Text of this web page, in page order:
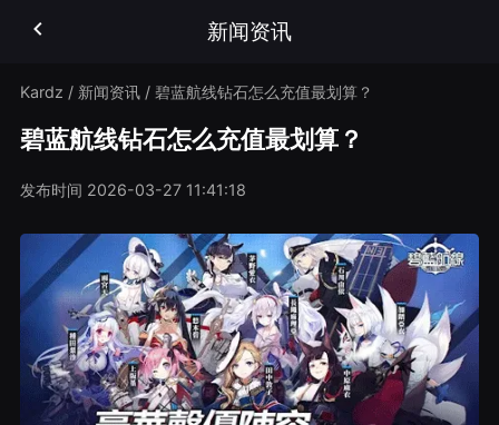
新闻资讯
Kardz / 新闻资讯 / 碧蓝航线钻石怎么充值最划算？
碧蓝航线钻石怎么充值最划算？
发布时间 2026-03-27 11:41:18